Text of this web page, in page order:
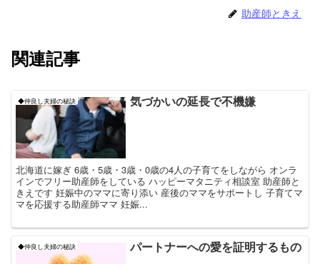
助産師ときえ
関連記事
◆仲良し夫婦の秘訣 気づかいの延長で不機嫌
北海道に嫁ぎ 6歳・5歳・3歳・0歳の4人の子育てをしながら オンラ
インでフリー助産師をしている ハッピーマタニティ相談室 助産師と
きえです 妊娠中のママに寄り添い 産後のママをサポートし 子育てマ
マを応援する助産師ママ 妊娠...
◆仲良し夫婦の秘訣 パートナーへの愛を証明するもの